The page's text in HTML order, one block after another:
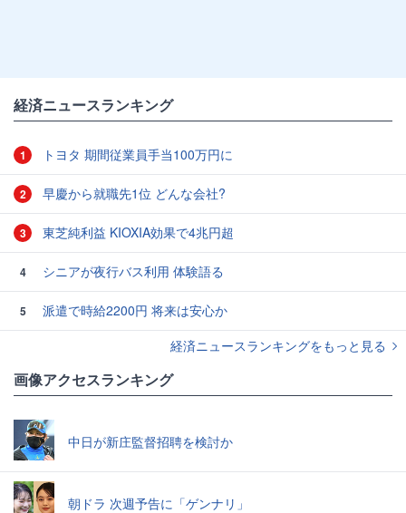
経済ニュースランキング
1 トヨタ 期間従業員手当100万円に
2 早慶から就職先1位 どんな会社?
3 東芝純利益 KIOXIA効果で4兆円超
4 シニアが夜行バス利用 体験語る
5
派遣で時給2200円 将来は安心か
経済ニュースランキングをもっと見る
画像アクセスランキング
中日が新庄監督招聘を検討か
朝ドラ 次週予告に「ゲンナリ」